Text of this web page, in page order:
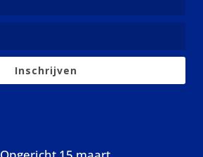
Inschrijven